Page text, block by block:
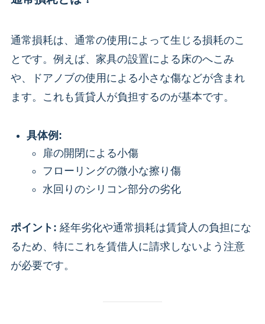
通常損耗は、通常の使用によって生じる損耗のこ
とです。例えば、家具の設置による床のへこみ
や、ドアノブの使用による小さな傷などが含まれ
ます。これも賃貸人が負担するのが基本です。
具体例:
扉の開閉による小傷
フローリングの微小な擦り傷
水回りのシリコン部分の劣化
ポイント: 経年劣化や通常損耗は賃貸人の負担にな
るため、特にこれを賃借人に請求しないよう注意
が必要です。